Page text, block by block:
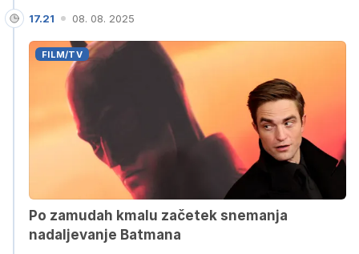
napovedih dosegale do 37 stopinj Celzija, na
območju Knina tudi stopinjo ali dve več. V delih
Hrvaške se lahko temperature povzpnejo tudi do
40 stopinj Celzija. Enako velja tudi za naše sosede
na drugi strani, vročinski val bo v primež stisnil
tudi Apeninski polotok. Daljše obdobje stabilnega
in jasnega vremena se je začelo tudi pri nas.
FILM/TV
17.21 08. 08. 2025
Po zamudah kmalu začetek snemanja
nadaljevanje Batmana